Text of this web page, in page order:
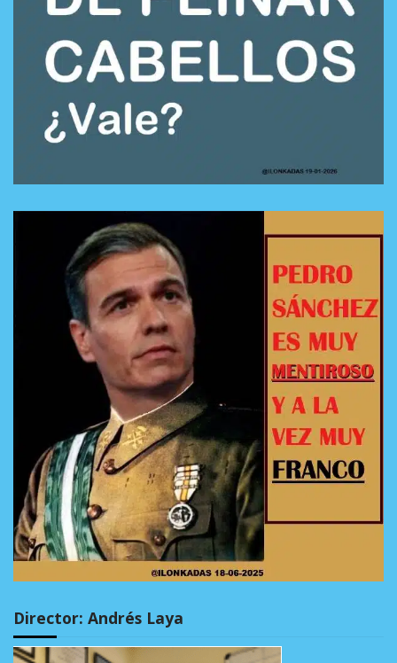
Director: Andrés Laya